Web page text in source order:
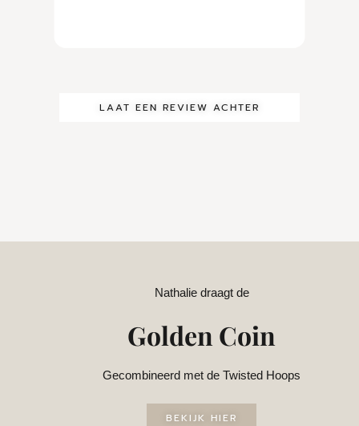
LAAT EEN REVIEW ACHTER
Nathalie draagt de
Golden Coin
Gecombineerd met de Twisted Hoops
BEKIJK HIER